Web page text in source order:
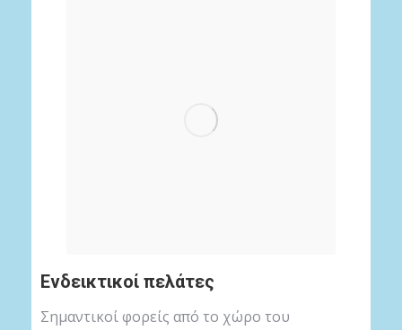
Ενδεικτικοί πελάτες
Σημαντικοί φορείς από το χώρο του